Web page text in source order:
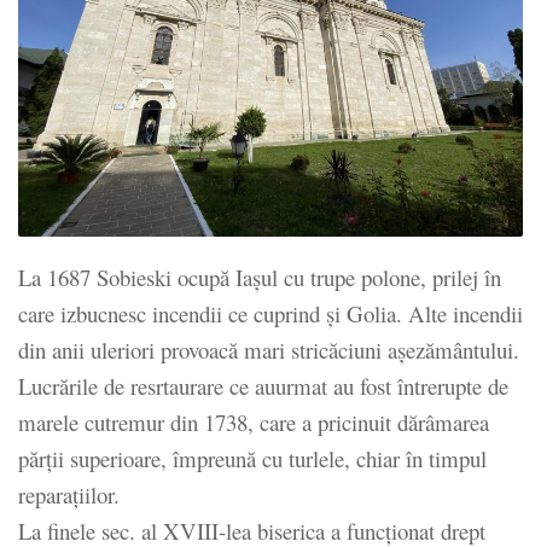
La 1687 Sobieski ocupă Iașul cu trupe polone, prilej în
care izbucnesc incendii ce cuprind și Golia. Alte incendii
din anii uleriori provoacă mari stricăciuni așezământului.
Lucrările de resrtaurare ce auurmat au fost întrerupte de
marele cutremur din 1738, care a pricinuit dărâmarea
părții superioare, împreună cu turlele, chiar în timpul
reparațiilor.
La finele sec. al XVIII-lea biserica a funcționat drept